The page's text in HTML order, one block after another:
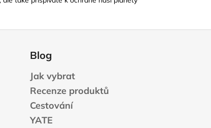
Blog
Jak vybrat
Recenze produktů
Cestování
YATE